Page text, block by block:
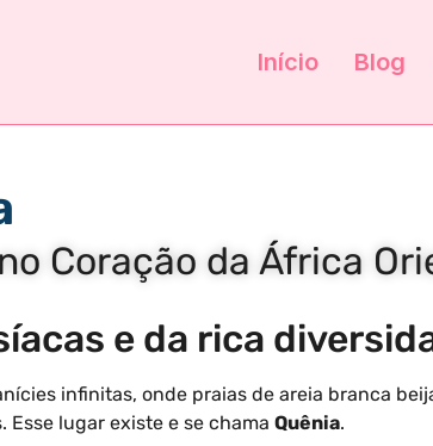
Início Blog
Coração da África
e da rica
infinitas, onde praias de areia branca
lugar existe e se chama Quênia.